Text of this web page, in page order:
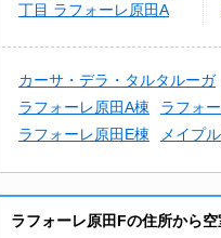
丁目 ラフォーレ原田A
カーサ・デラ・タルタルーガ
ラフォーレ原田A棟
ラフォ
ラフォーレ原田E棟
メイプ
ラフォーレ原田Fの住所から